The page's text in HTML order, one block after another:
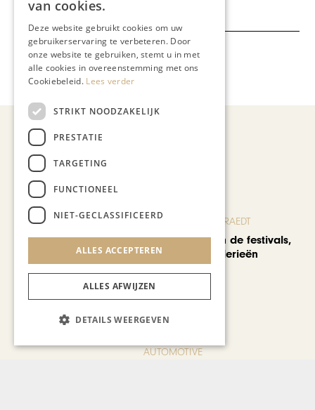
Meer artikelen over:
Reizen
Recent nieuws
BLOG JO CORTENRAEDT
We verzuipen in de festivals,
feesten en braderieën
AUTOMOTIVE
van cookies.
Deze website gebruikt cookies om uw
gebruikerservaring te verbeteren. Door
onze website te gebruiken, stemt u in met
alle cookies in overeenstemming met ons
Cookiebeleid. Lees verder
STRIKT NOODZAKELIJK
PRESTATIE
TARGETING
FUNCTIONEEL
NIET-GECLASSIFICEERD
ALLES ACCEPTEREN
ALLES AFWIJZEN
DETAILS WEERGEVEN